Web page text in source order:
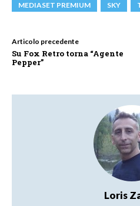
MEDIASET PREMIUM
SKY
Articolo precedente
Su Fox Retro torna “Agente
Pepper”
Loris